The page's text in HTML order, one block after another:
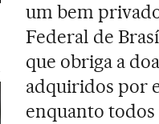
um bem
Federal de
que obriga a
adquiridos por
enquanto